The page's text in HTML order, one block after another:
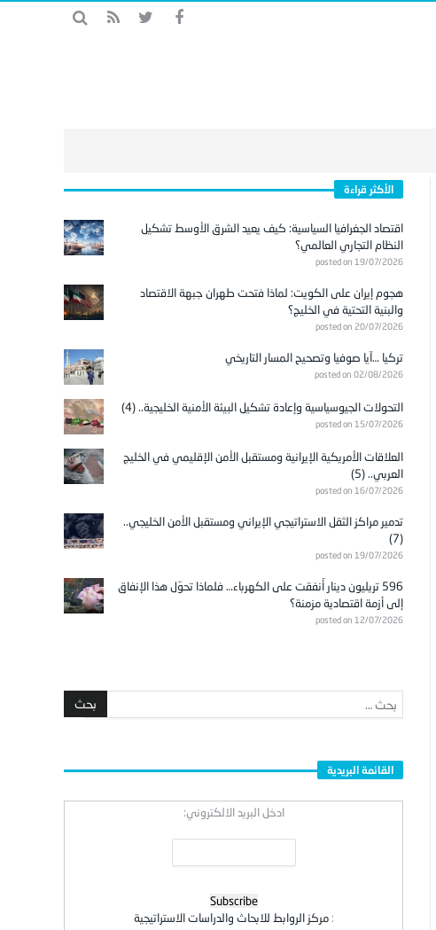
الأكثر قراءة
اقتصاد الجغرافيا السياسية: كيف يعيد الشرق الأوسط تشكيل
النظام التجاري العالمي؟
posted on 19/07/2026
هجوم إيران على الكويت: لماذا فتحت طهران جبهة الاقتصاد
والبنية التحتية في الخليج؟
posted on 20/07/2026
تركيا …آيا صوفيا وتصحيح المسار التاريخي
posted on 02/08/2026
التحولات الجيوسياسية وإعادة تشكيل البيئة الأمنية الخليجية.. (4)
posted on 15/07/2026
العلاقات الأمريكية الإيرانية ومستقبل الأمن الإقليمي في الخليج
العربي.. (5)
posted on 16/07/2026
تدمير مراكز الثقل الاستراتيجي الإيراني ومستقبل الأمن الخليجي..
(7)
posted on 19/07/2026
596 تريليون دينار أُنفقت على الكهرباء… فلماذا تحوّل هذا الإنفاق
إلى أزمة اقتصادية مزمنة؟
posted on 12/07/2026
القائمة البريدية
ادخل البريد الالكتروني:
:مركز الروابط للابحاث والدراسات الاستراتيجية